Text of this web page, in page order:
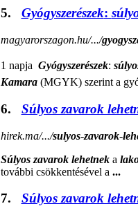
5. Gyógyszerészek:
magyarorszagon.hu/.../
1 napja  Gyógyszerészek:
Kamara(MGYK) szerint a
6. Súlyos zavarok
hirek.ma/.../sulyos-zavarok-
Súlyos zavarok lehetneka
további csökkentésével a ...
7. Súlyos zavarok